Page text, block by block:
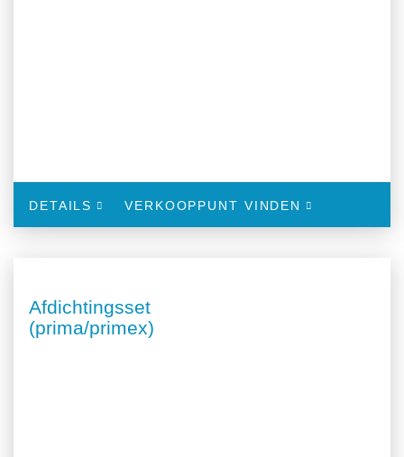
DETAILS VERKOOPPUNT VINDEN
Afdichtingsset
(prima/primex)